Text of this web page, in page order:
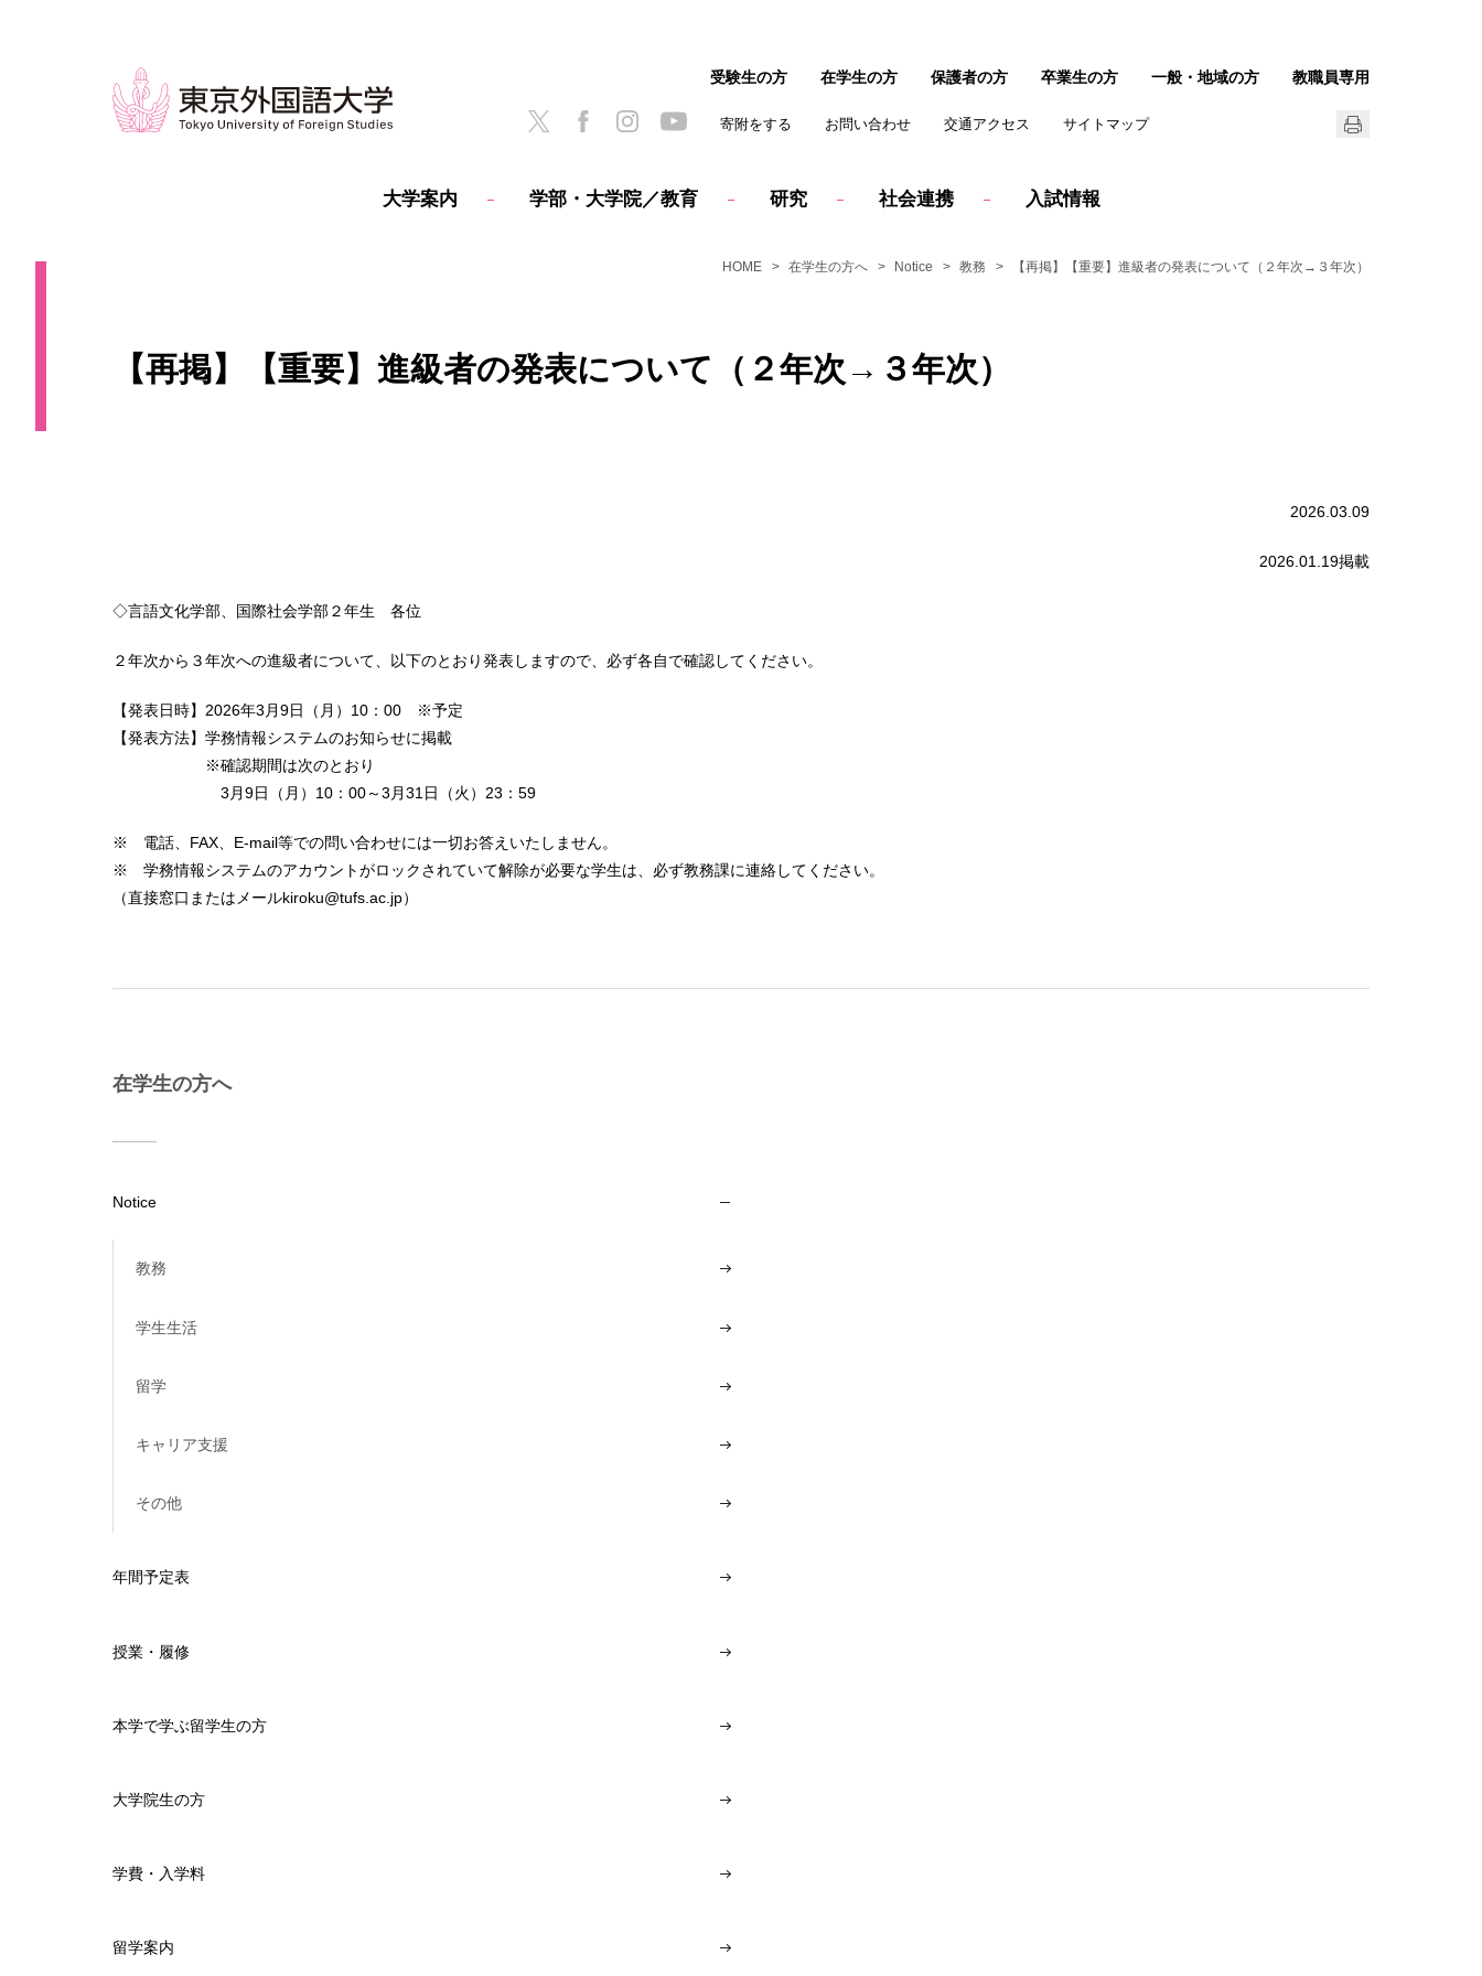
大学案内 学部・大学院／教育 研究 社会連携 入試情報
寄附をする お問い合わせ 交通アクセス サイトマップ
受験生の方 在学生の方 保護者の方 卒業生の方 一般・地域の方 教職員専用
HOME 在学生の方へ Notice 教務 【再掲】【重要】進級者の発表について（２年次→３年次）
【再掲】【重要】進級者の発表について（２年次→３年次）
2026.03.09
2026.01.19掲載
◇言語文化学部、国際社会学部２年生 各位
２年次から３年次への進級者について、以下のとおり発表しますので、必ず各自で確認してください。
【発表日時】2026年3月9日（月）10：00 ※予定
【発表方法】学務情報システムのお知らせに掲載
※確認期間は次のとおり
3月9日（月）10：00～3月31日（火）23：59
※ 電話、FAX、E-mail等での問い合わせには一切お答えいたしません。
※ 学務情報システムのアカウントがロックされていて解除が必要な学生は、必ず教務課に連絡してください。
（直接窓口またはメールkiroku@tufs.ac.jp）
在学生の方へ
Notice
教務
学生生活
留学
キャリア支援
その他
年間予定表
授業・履修
本学で学ぶ留学生の方
大学院生の方
学費・入学料
留学案内